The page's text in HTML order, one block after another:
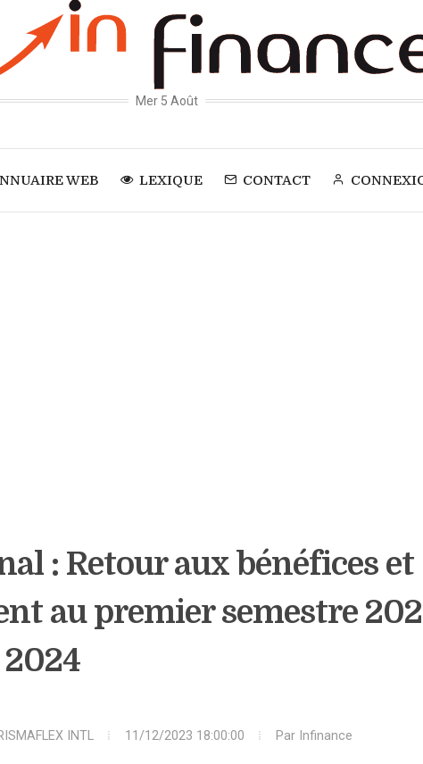
Mer 5 Août
WEB LEXIQUE CONTACT
: Retour aux bénéfices et
au premier semestre
2024
INTL 11/12/2023 18:00:00 Par Infinance